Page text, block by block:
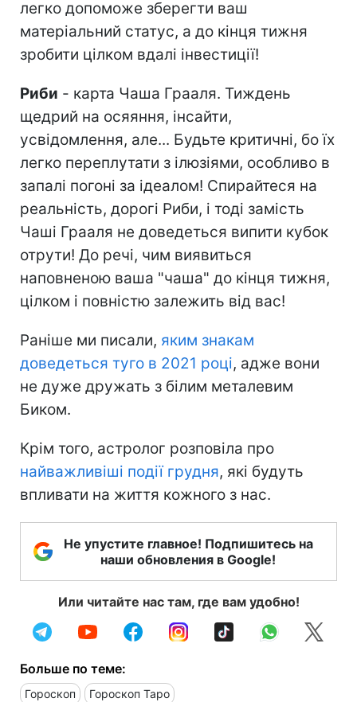
легко допоможе зберегти ваш
матеріальний статус, а до кінця тижня
зробити цілком вдалі інвестиції!
Риби - карта Чаша Грааля. Тиждень
щедрий на осяяння, інсайти,
усвідомлення, але... Будьте критичні, бо їх
легко переплутати з ілюзіями, особливо в
запалі погоні за ідеалом! Спирайтеся на
реальність, дорогі Риби, і тоді замість
Чаші Грааля не доведеться випити кубок
отрути! До речі, чим виявиться
наповненою ваша "чаша" до кінця тижня,
цілком і повністю залежить від вас!
Раніше ми писали, яким знакам
доведеться туго в 2021 році, адже вони
не дуже дружать з білим металевим
Биком.
Крім того, астролог розповіла про
найважливіші події грудня, які будуть
впливати на життя кожного з нас.
Не упустите главное! Подпишитесь на
наши обновления в Google!
Или читайте нас там, где вам удобно!
Больше по теме:
Гороскоп Гороскоп Таро